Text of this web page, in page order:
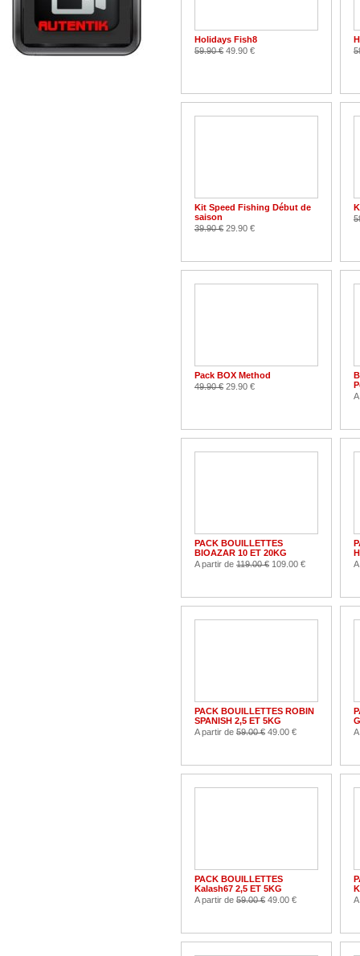
Holidays Fish8
59.90 € 49.90 €
Kit Speed Fishing Début de
saison
39.90 € 29.90 €
Pack BOX Method
49.90 € 29.90 €
PACK BOUILLETTES
BIOAZAR 10 ET 20KG
A partir de 119.00 € 109.00 €
PACK BOUILLETTES ROBIN
SPANISH 2,5 ET 5KG
A partir de 59.00 € 49.00 €
PACK BOUILLETTES
Kalash67 2,5 ET 5KG
A partir de 59.00 € 49.00 €